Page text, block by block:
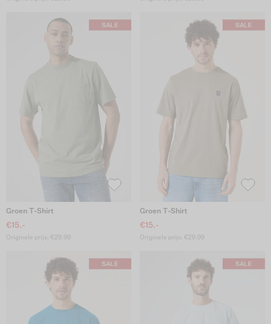
Groen T-Shirt
€15.-
Originele prijs: €29.99
Groen T-Shirt
€15.-
Originele prijs: €29.99